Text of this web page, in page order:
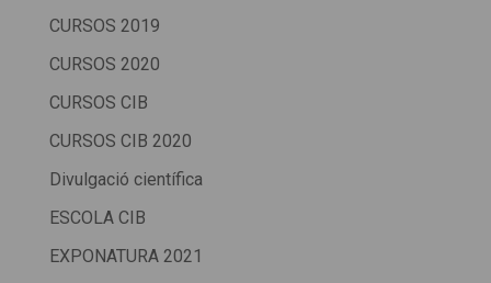
CURSOS 2019
CURSOS 2020
CURSOS CIB
CURSOS CIB 2020
Divulgació científica
ESCOLA CIB
EXPONATURA 2021